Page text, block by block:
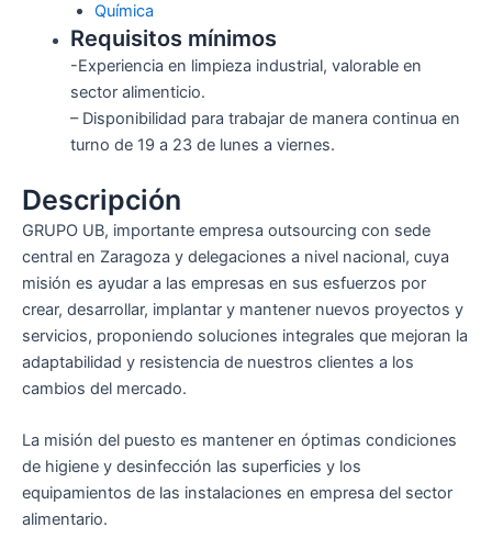
Química
Requisitos mínimos
-Experiencia en limpieza industrial, valorable en
sector alimenticio.
– Disponibilidad para trabajar de manera continua en
turno de 19 a 23 de lunes a viernes.
Descripción
GRUPO UB, importante empresa outsourcing con sede
central en Zaragoza y delegaciones a nivel nacional, cuya
misión es ayudar a las empresas en sus esfuerzos por
crear, desarrollar, implantar y mantener nuevos proyectos y
servicios, proponiendo soluciones integrales que mejoran la
adaptabilidad y resistencia de nuestros clientes a los
cambios del mercado.
La misión del puesto es mantener en óptimas condiciones
de higiene y desinfección las superficies y los
equipamientos de las instalaciones en empresa del sector
alimentario.